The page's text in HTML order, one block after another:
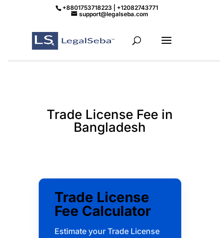
+8801753718223 | +12082743771
support@legalseba.com
Trade License Fee in
Bangladesh
Trade License
Fee Calculator
Estimate your Trade License